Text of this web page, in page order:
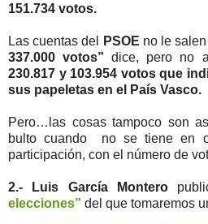
151.734 votos.
Las cuentas del PSOE no le
337.000 votos”dice, pero no
230.817 y 103.954 votos que
sus papeletas en el País Vasco.
Pero…las cosas tampoco son
bulto cuando no se tiene en
participación, con el número de
2.- Luis García Montero
elecciones” del que tomaremos